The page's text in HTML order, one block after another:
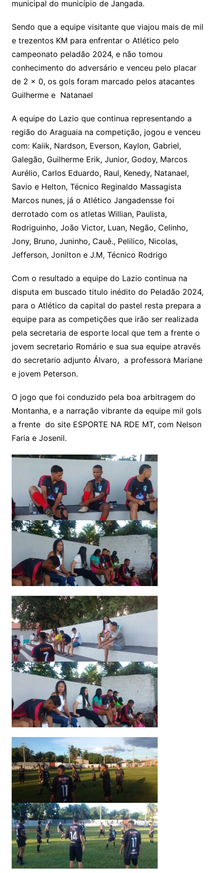
sr
m
m
l
municipal do município de Jangada.
Sendo que a equipe visitante que viajou mais de mil
e trezentos KM para enfrentar o Atlético pelo
campeonato peladão 2024, e não tomou
conhecimento do adversário e venceu pelo placar
de 2 x 0, os gols foram marcado pelos atacantes
Guilherme e Natanael
A equipe do Lazio que continua representando a
região do Araguaia na competição, jogou e venceu
com: Kaiik, Nardson, Everson, Kaylon, Gabriel,
Galegão, Guilherme Erik, Junior, Godoy, Marcos
Aurélio, Carlos Eduardo, Raul, Kenedy, Natanael,
Savio e Helton, Técnico Reginaldo Massagista
Marcos nunes, já o Atlético Jangadensse foi
derrotado com os atletas Willian, Paulista,
Rodriguinho, João Victor, Luan, Negão, Celinho,
Jony, Bruno, Juninho, Cauê., Pelilico, Nicolas,
Jefferson, Jonilton e J.M, Técnico Rodrigo
Com o resultado a equipe do Lazio continua na
disputa em buscado titulo inédito do Peladão 2024,
para o Atlético da capital do pastel resta prepara a
equipe para as competições que irão ser realizada
pela secretaria de esporte local que tem a frente o
jovem secretario Romário e sua sua equipe através
do secretario adjunto Álvaro, a professora Mariane
e jovem Peterson.
O jogo que foi conduzido pela boa arbitragem do
Montanha, e a narração vibrante da equipe mil gols
a frente do site ESPORTE NA RDE MT, com Nelson
Faria e Josenil.